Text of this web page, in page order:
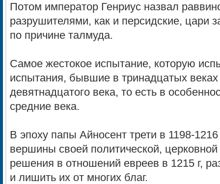
Потом император Генриус назвал
разрушителями, как и персидские, цари
по причине талмуда.
Самое жестокое испытание, которую
испытания, бывшие в тринадцатых
девятнадцатого века, то есть в
средние века.
В эпоху папы Айносент трети в 1198-1216
вершины своей политической,
решения в отношений евреев в 1215 г,
и лишить их от многих благ.